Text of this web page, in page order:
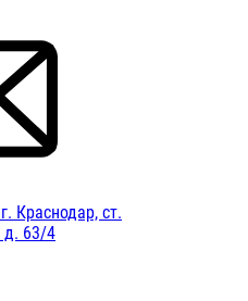
Краснодар, ст.
д. 63/4